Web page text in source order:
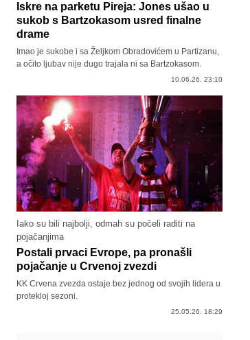
Iskre na parketu Pireja: Jones ušao u
sukob s Bartzokasom usred finalne
drame
Imao je sukobe i sa Željkom Obradovićem u Partizanu,
a očito ljubav nije dugo trajala ni sa Bartzokasom.
10.06.26. 23:10
Iako su bili najbolji, odmah su počeli raditi na
pojačanjima
Postali prvaci Evrope, pa pronašli
pojačanje u Crvenoj zvezdi
KK Crvena zvezda ostaje bez jednog od svojih lidera u
protekloj sezoni.
25.05.26. 18:29